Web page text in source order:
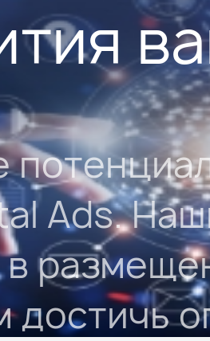
Ads.
достичь